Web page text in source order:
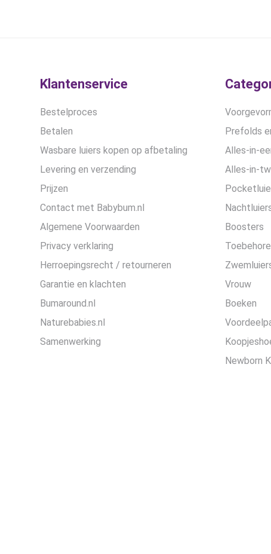
Klantenservice
Bestelproces
Betalen
Wasbare luiers kopen op afbetaling
Levering en verzending
Prijzen
Contact met Babybum.nl
Algemene Voorwaarden
Privacy verklaring
Herroepingsrecht / retourneren
Garantie en klachten
Bumaround.nl
Naturebabies.nl
Samenwerking
Prefolds
Alles-in-
Alles-in-
Boosters
Vrouw
Boeken
Newborn